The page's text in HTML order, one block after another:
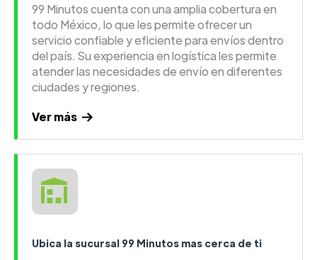
99 Minutos cuenta con una amplia cobertura en
todo México, lo que les permite ofrecer un
servicio confiable y eficiente para envíos dentro
del país. Su experiencia en logística les permite
atender las necesidades de envío en diferentes
ciudades y regiones.
Ver más
Ubica la sucursal 99 Minutos mas cerca de ti